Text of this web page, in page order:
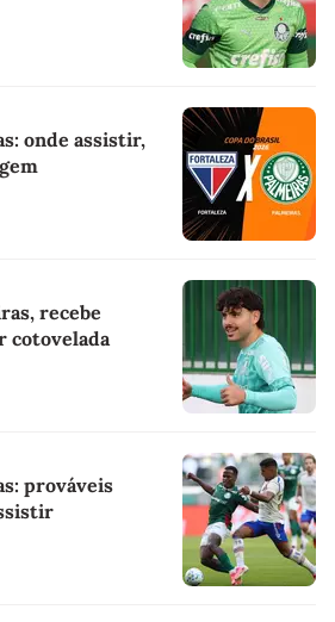
onde assistir,
recebe
cotovelada
prováveis